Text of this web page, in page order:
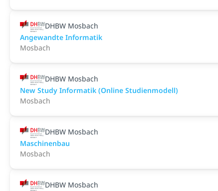
DHBW Mosbach
Angewandte Informatik
Mosbach
DHBW Mosbach
New Study Informatik (Online Studienmodell)
Mosbach
DHBW Mosbach
Maschinenbau
Mosbach
DHBW Mosbach